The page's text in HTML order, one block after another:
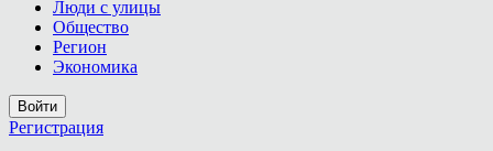
Люди с улицы
Общество
Регион
Экономика
Войти
Регистрация